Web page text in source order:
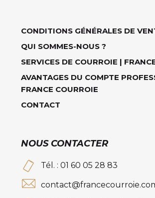
CONDITIONS GÉNÉRALES DE
QUI SOMMES-NOUS ?
SERVICES DE COURROIE |
AVANTAGES DU COMPTE
FRANCE COURROIE
CONTACT
NOUS CONTACTER
Tél. : 01 60 05 28 83